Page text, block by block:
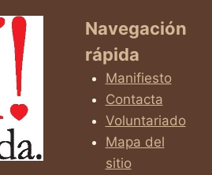
Navegación
rápida
Manifiesto
Contacta
Voluntariado
Mapa del
sitio